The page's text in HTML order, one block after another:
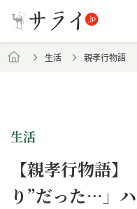
生活 親孝行物語
生活
【親孝行物語
り”だった…」